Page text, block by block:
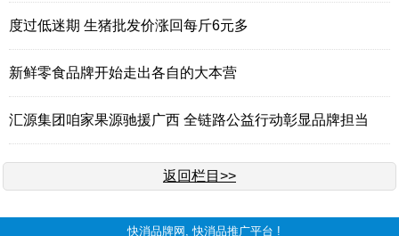
度过低迷期 生猪批发价涨回每斤6元多
新鲜零食品牌开始走出各自的大本营
汇源集团咱家果源驰援广西 全链路公益行动彰显品牌担当
返回栏目>>
快消品牌网 , 快消品推广平台 !